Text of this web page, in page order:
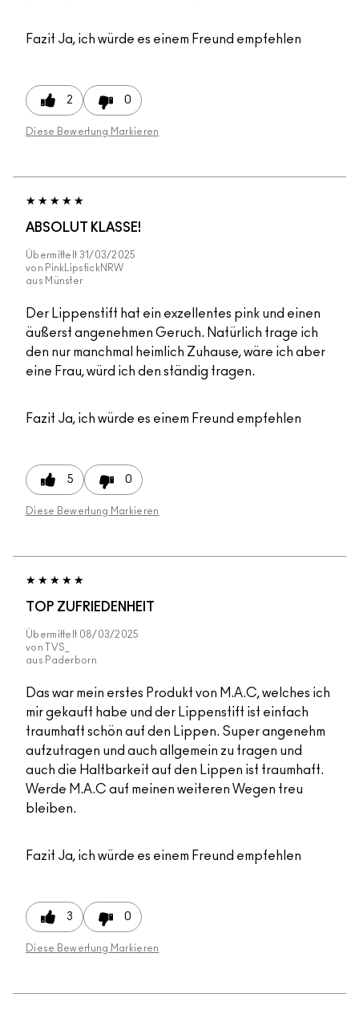
Fazit Ja, ich würde es einem Freund empfehlen
2 0
Diese Bewertung Markieren
ABSOLUT KLASSE!
Übermittelt 31/03/2025
von PinkLipstickNRW
aus Münster
Der Lippenstift hat ein exzellentes pink und einen
äußerst angenehmen Geruch. Natürlich trage ich
den nur manchmal heimlich Zuhause, wäre ich aber
eine Frau, würd ich den ständig tragen.
Fazit Ja, ich würde es einem Freund empfehlen
5 0
Diese Bewertung Markieren
TOP ZUFRIEDENHEIT
Übermittelt 08/03/2025
von
TVS_
aus Paderborn
Das war mein erstes Produkt von M.A.C, welches ich
mir gekauft habe und der Lippenstift ist einfach
traumhaft schön auf den Lippen. Super angenehm
aufzutragen und auch allgemein zu tragen und
auch die Haltbarkeit auf den Lippen ist traumhaft.
Werde M.A.C auf meinen weiteren Wegen treu
bleiben.
Fazit Ja, ich würde es einem Freund empfehlen
3 0
Diese Bewertung Markieren